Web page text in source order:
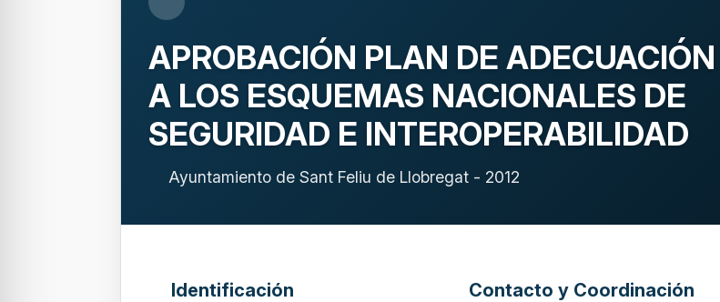
APROBACIÓN PLAN DE ADECUACIÓN
A LOS ESQUEMAS NACIONALES DE
SEGURIDAD E INTEROPERABILIDAD
Ayuntamiento de Sant Feliu de Llobregat - 2012
Identificación Contacto y Coordinación